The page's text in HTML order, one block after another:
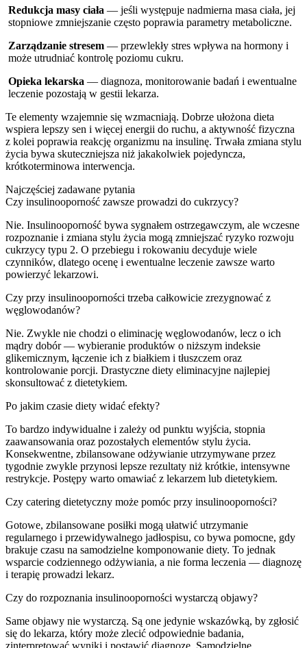
Redukcja masy ciała — jeśli występuje nadmierna masa ciała, jej
stopniowe zmniejszanie często poprawia parametry metaboliczne.
Zarządzanie stresem — przewlekły stres wpływa na hormony i
może utrudniać kontrolę poziomu cukru.
Opieka lekarska — diagnoza, monitorowanie badań i ewentualne
leczenie pozostają w gestii lekarza.
Te elementy wzajemnie się wzmacniają. Dobrze ułożona dieta
wspiera lepszy sen i więcej energii do ruchu, a aktywność fizyczna
z kolei poprawia reakcję organizmu na insulinę. Trwała zmiana stylu
życia bywa skuteczniejsza niż jakakolwiek pojedyncza,
krótkoterminowa interwencja.
Najczęściej zadawane pytania
Czy insulinooporność zawsze prowadzi do cukrzycy?
Nie. Insulinooporność bywa sygnałem ostrzegawczym, ale wczesne
rozpoznanie i zmiana stylu życia mogą zmniejszać ryzyko rozwoju
cukrzycy typu 2. O przebiegu i rokowaniu decyduje wiele
czynników, dlatego ocenę i ewentualne leczenie zawsze warto
powierzyć lekarzowi.
Czy przy insulinooporności trzeba całkowicie zrezygnować z
węglowodanów?
Nie. Zwykle nie chodzi o eliminację węglowodanów, lecz o ich
mądry dobór — wybieranie produktów o niższym indeksie
glikemicznym, łączenie ich z białkiem i tłuszczem oraz
kontrolowanie porcji. Drastyczne diety eliminacyjne najlepiej
skonsultować z dietetykiem.
Po jakim czasie diety widać efekty?
To bardzo indywidualne i zależy od punktu wyjścia, stopnia
zaawansowania oraz pozostałych elementów stylu życia.
Konsekwentne, zbilansowane odżywianie utrzymywane przez
tygodnie zwykle przynosi lepsze rezultaty niż krótkie, intensywne
restrykcje. Postępy warto omawiać z lekarzem lub dietetykiem.
Czy catering dietetyczny może pomóc przy insulinooporności?
Gotowe, zbilansowane posiłki mogą ułatwić utrzymanie
regularnego i przewidywalnego jadłospisu, co bywa pomocne, gdy
brakuje czasu na samodzielne komponowanie diety. To jednak
wsparcie codziennego odżywiania, a nie forma leczenia — diagnozę
i terapię prowadzi lekarz.
Czy do rozpoznania insulinooporności wystarczą objawy?
Same objawy nie wystarczą. Są one jedynie wskazówką, by zgłosić
się do lekarza, który może zlecić odpowiednie badania,
zinterpretować wyniki i postawić diagnozę. Samodzielne